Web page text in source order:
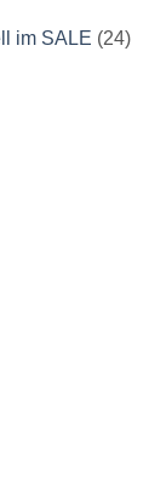
im SALE (24)